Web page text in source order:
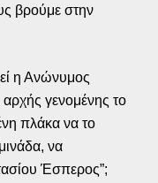
βρούμε στην
η Ανώνυμος
γενομένης το
πλάκα να το
να
Έσπερος”;